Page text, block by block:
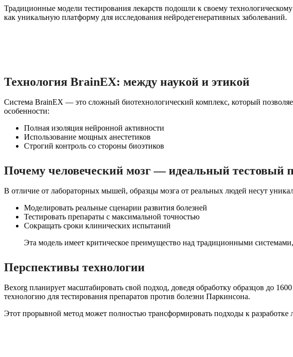
Традиционные модели тестирования лекарств подошли к своему
как уникальную платформу для исследования нейродегенеративных заболеваний.
Технология BrainEX: между наукой и этикой
Система BrainEX — это сложный биотехнологический комплекс, который
особенности:
Полная изоляция нейронной активности
Использование мощных анестетиков
Строгий контроль со стороны биоэтиков
Почему человеческий мозг — идеальный тестовый
В отличие от лабораторных мышей, образцы мозга от реальных людей несут
Моделировать реальные сценарии развития болезней
Тестировать препараты с максимальной точностью
Сокращать сроки клинических испытаний
Эта модель имеет критическое преимущество над традиционными
Перспективы технологии
Bexorg планирует масштабировать свой подход, доведя обработку образцов до
технологию для тестирования препаратов против болезни Паркинсона.
Этот прорывной метод может полностью трансформировать подходы к разработке